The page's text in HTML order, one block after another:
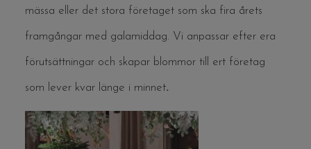
mässa eller det stora företaget som ska fira årets
framgångar med galamiddag. Vi anpassar efter era
förutsättningar och skapar blommor till ert företag
som lever kvar länge i minnet.